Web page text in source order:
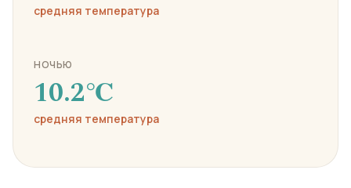
средняя температура
НОЧЬЮ
10.2℃
средняя температура